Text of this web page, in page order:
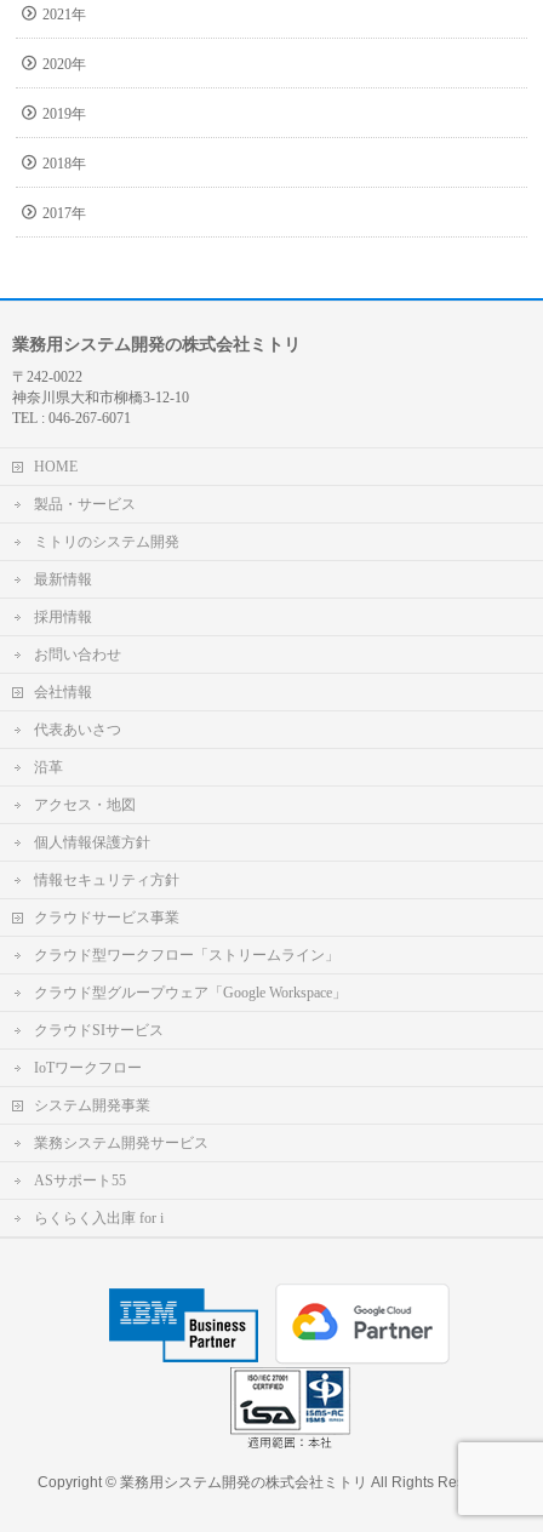
2021年
2020年
2019年
2018年
2017年
業務用システム開発の株式会社ミトリ
〒242-0022
神奈川県大和市柳橋3-12-10
TEL : 046-267-6071
HOME
製品・サービス
ミトリのシステム開発
最新情報
採用情報
お問い合わせ
会社情報
代表あいさつ
沿革
アクセス・地図
個人情報保護方針
情報セキュリティ方針
クラウドサービス事業
クラウド型ワークフロー「ストリームライン」
クラウド型グループウェア「Google Workspace」
クラウドSIサービス
IoTワークフロー
システム開発事業
業務システム開発サービス
ASサポート55
らくらく入出庫 for i
Copyright © 業務用システム開発の株式会社ミトリ All Rights Reserved.